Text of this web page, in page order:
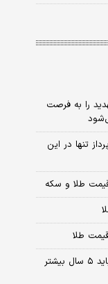
را به فرصت
تنها در این
جزئیات صدور احکام بازنشستگی اعلام شد/ این افراد باید ۵ سال بیشتر